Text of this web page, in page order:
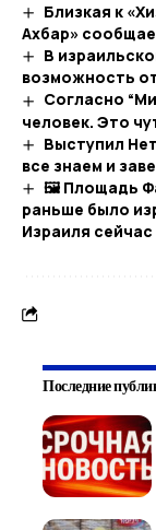
Близкая к
Ахбар»
В
возможность
Согласно
человек. Это
Выступил
все знаем и
🖼 Площадь
раньше было
Израиля сейчас
Последние